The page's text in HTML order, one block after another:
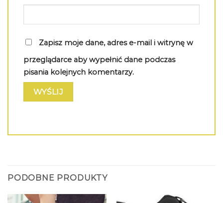
Zapisz moje dane, adres e-mail i witrynę w
przeglądarce aby wypełnić dane podczas
pisania kolejnych komentarzy.
PODOBNE PRODUKTY